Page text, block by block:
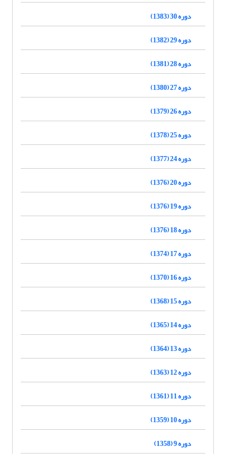
دوره 30 (1383)
دوره 29 (1382)
دوره 28 (1381)
دوره 27 (1380)
دوره 26 (1379)
دوره 25 (1378)
دوره 24 (1377)
دوره 20 (1376)
دوره 19 (1376)
دوره 18 (1376)
دوره 17 (1374)
دوره 16 (1370)
دوره 15 (1368)
دوره 14 (1365)
دوره 13 (1364)
دوره 12 (1363)
دوره 11 (1361)
دوره 10 (1359)
دوره 9 (1358)